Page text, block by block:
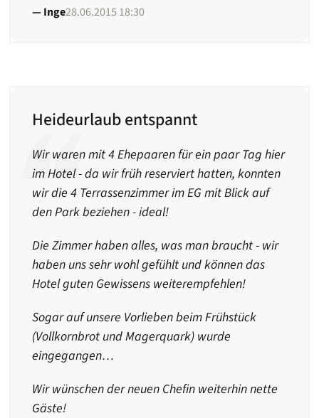
Inge28.06.2015 18:30
Heideurlaub entspannt
Wir waren mit 4 Ehepaaren für ein paar Tag hier
im Hotel - da wir früh reserviert hatten, konnten
wir die 4 Terrassenzimmer im EG mit Blick auf
den Park beziehen - ideal!
Die Zimmer haben alles, was man braucht - wir
haben uns sehr wohl gefühlt und können das
Hotel guten Gewissens weiterempfehlen!
Sogar auf unsere Vorlieben beim Frühstück
(Vollkornbrot und Magerquark) wurde
eingegangen…
Wir wünschen der neuen Chefin weiterhin nette
Gäste!